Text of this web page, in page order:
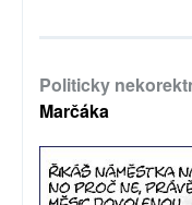
Politicky
Marčáka